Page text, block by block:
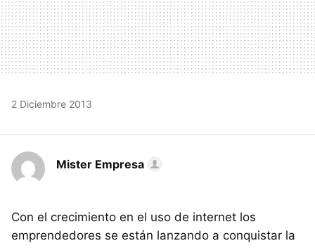
2 Diciembre 2013
Mister Empresa
Con el crecimiento en el uso de internet los
emprendedores se están lanzando a conquistar la